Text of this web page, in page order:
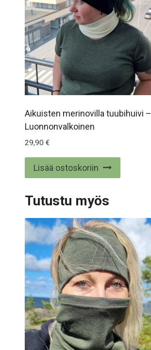
Aikuisten merinovilla tuubihuivi –
Luonnonvalkoinen
29,90 €
Lisää ostoskoriin
Tutustu myös